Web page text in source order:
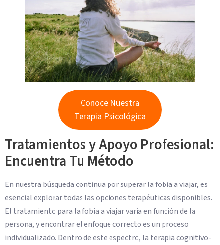
Conoce Nuestra
Terapia Psicológica
Tratamientos y Apoyo Profesional:
Encuentra Tu Método
En nuestra búsqueda continua por superar la fobia a viajar, es
esencial explorar todas las opciones terapéuticas disponibles.
El tratamiento para la fobia a viajar varía en función de la
persona, y encontrar el enfoque correcto es un proceso
individualizado. Dentro de este espectro, la terapia cognitivo-